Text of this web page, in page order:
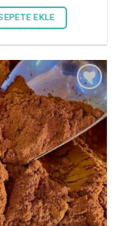
₺750.00.
EKLE
Favorilerime
Ekle